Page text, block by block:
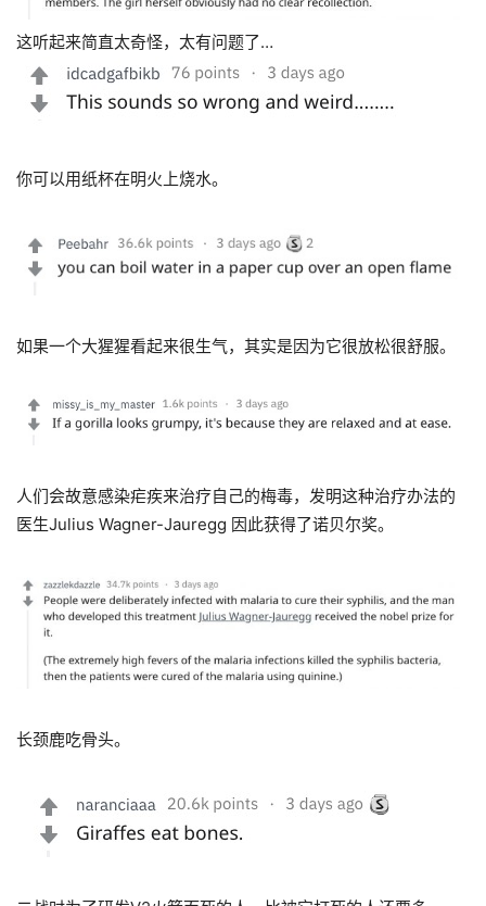
这听起来简直太奇怪，太有问题了…
你可以用纸杯在明火上烧水。
如果一个大猩猩看起来很生气， 其实是因为它很放松很舒服。
人们会故意感染疟疾来治疗自己的梅毒，发明这种治疗办法的
医生Julius Wagner-Jauregg 因此获得了诺贝尔奖。
长颈鹿吃骨头。